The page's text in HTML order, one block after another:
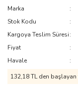
Marka
Stok Kodu
Kargoya Teslim Süresi
Fiyat
Havale
132,18 TL den